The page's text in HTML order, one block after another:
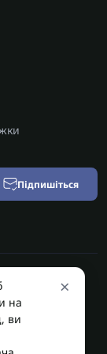
Підпишіться
© 2026 ×
на
ви